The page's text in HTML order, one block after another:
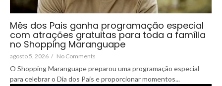
Mês dos Pais ganha programação especial
com atrações gratuitas para toda a família
no Shopping Maranguape
agosto 5, 2026 / No Comments
O Shopping Maranguape preparou uma programação especial
para celebrar o Dia dos Pais e proporcionar momentos...